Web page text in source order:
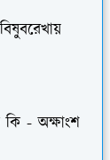
কি - অক্ষাংশ